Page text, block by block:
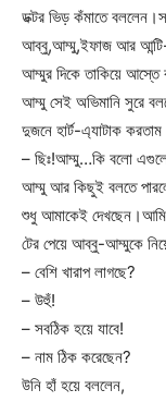
ডক্টর ভিড় কঁমাতে
আব্বু,আম্মু,ইফাজ আর
আম্মুর দিকে তাকিয়ে
আম্মু সেই অভিমানি সুরে
দুজনে হার্ট-এ্যাটাক
– ছিঃ!আম্মু…কি বলো
আম্মু আর কিছুই বলতে
শুধু আমাকেই
টের পেয়ে আব্বু-আম্মুকে
– বেশি খারাপ লাগছে?
– উহুঁ!
– সবঠিক হয়ে যাবে!
– নাম ঠিক করেছেন?
উনি হাঁ হয়ে বললেন,